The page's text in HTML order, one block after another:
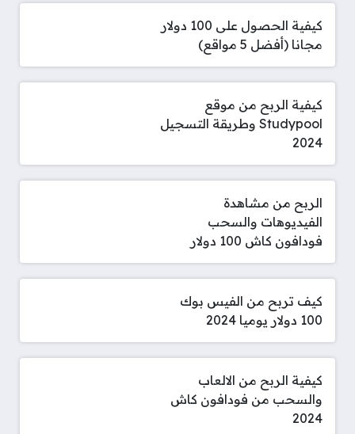
كيفية الحصول على 100 دولار
مجانا (أفضل 5 مواقع)
كيفية الربح من موقع
Studypool وطريقة التسجيل
2024
الربح من مشاهدة
الفيديوهات والسحب
فودافون كاش 100 دولار
كيف تربح من الفيس بوك
100 دولار يوميا 2024
كيفية الربح من الالعاب
والسحب من فودافون كاش
2024